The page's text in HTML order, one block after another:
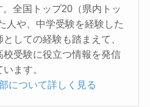
全国トップ20（県内トッ
人や、中学受験を経験した
しての経験も踏まえて、
受験に役立つ情報を発信
います。
について詳しく見る